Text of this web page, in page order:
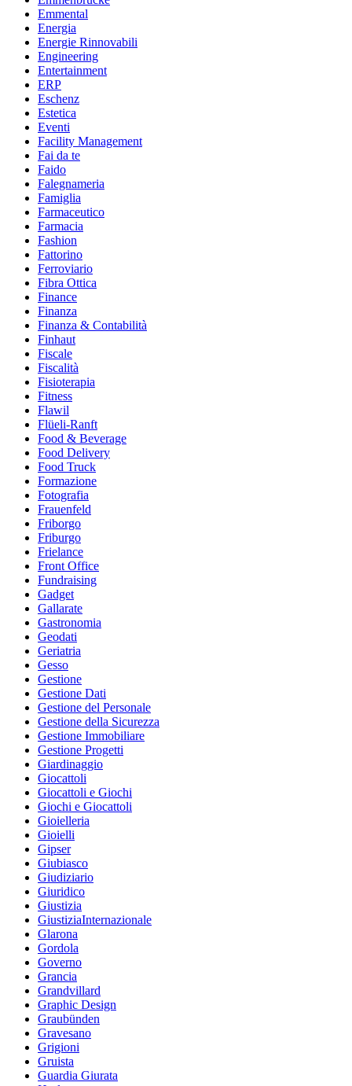
Emmental
Energia
Energie Rinnovabili
Engineering
Entertainment
ERP
Eschenz
Estetica
Eventi
Facility Management
Fai da te
Faido
Falegnameria
Famiglia
Farmaceutico
Farmacia
Fashion
Fattorino
Ferroviario
Fibra Ottica
Finance
Finanza
Finanza & Contabilità
Finhaut
Fiscale
Fiscalità
Fisioterapia
Fitness
Flawil
Flüeli-Ranft
Food & Beverage
Food Delivery
Food Truck
Formazione
Fotografia
Frauenfeld
Friborgo
Friburgo
Frielance
Front Office
Fundraising
Gadget
Gallarate
Gastronomia
Geodati
Geriatria
Gesso
Gestione
Gestione Dati
Gestione del Personale
Gestione della Sicurezza
Gestione Immobiliare
Gestione Progetti
Giardinaggio
Giocattoli
Giocattoli e Giochi
Giochi e Giocattoli
Gioielleria
Gioielli
Gipser
Giubiasco
Giudiziario
Giuridico
Giustizia
GiustiziaInternazionale
Glarona
Gordola
Governo
Grancia
Grandvillard
Graphic Design
Graubünden
Gravesano
Grigioni
Gruista
Guardia Giurata